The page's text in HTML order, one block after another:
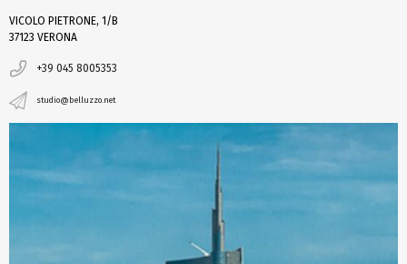
VICOLO PIETRONE, 1/B
37123 VERONA
+39 045 8005353
studio@belluzzo.net